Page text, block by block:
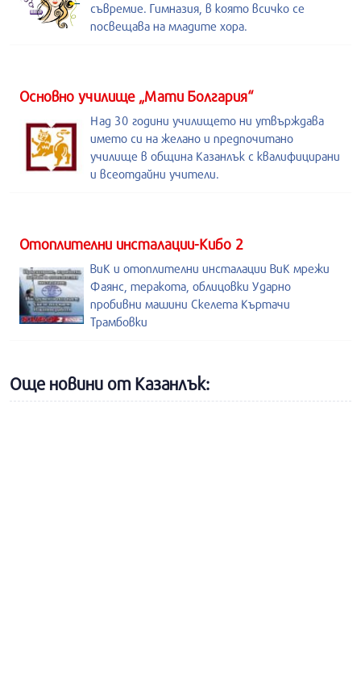
съвремие. Гимназия, в която всичко се
посвещава на младите хора.
Основно училище „Мати Болгария“
Над 30 години училището ни утвърждава
името си на желано и предпочитано
училище в община Казанлък с квалифицирани
и всеотдайни учители.
Отоплителни инсталации-Кибо 2
ВиК и отоплителни инсталации ВиК мрежи
Фаянс, теракота, облицовки Ударно
пробивни машини Скелета Къртачи
Трамбовки
Още новини от Казанлък: